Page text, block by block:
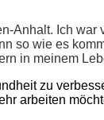
Anhalt. Ich war
so wie es
in meinem
zu
arbeiten